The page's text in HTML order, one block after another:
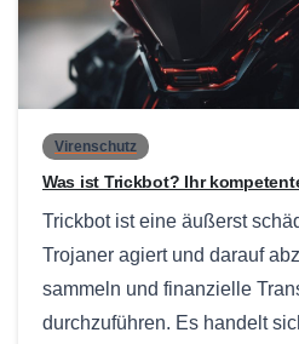
Virenschutz
Was ist Trickbot? Ihr
Trickbot ist eine äußerst
Trojaner agiert und darauf
sammeln und finanzielle
durchzuführen. Es handelt